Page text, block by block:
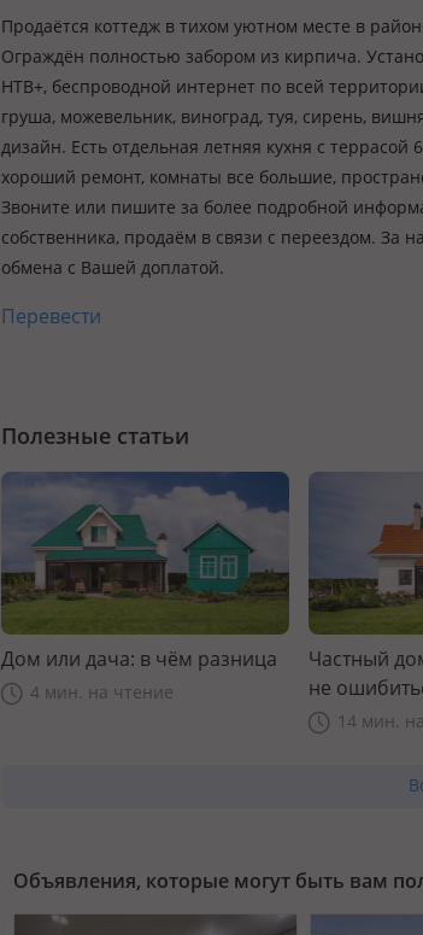
Продаётся коттедж в тихом уютном месте в
Ограждён полностью забором из кирпича.
НТВ+, беспроводной интернет по всей
груша, можевельник, виноград, туя, сирень,
дизайн. Есть отдельная летняя кухня с
хороший ремонт, комнаты все большие,
Звоните или пишите за более подробной
собственника, продаём в связи с переездом. За
обмена с Вашей доплатой.
Перевести
Полезные статьи
Дом или дача: в чём разница
4 мин. на чтение
Частный
не
14 мин.
Объявления, которые могут быть вам